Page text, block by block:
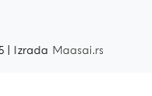
| Izrada Maasai.rs